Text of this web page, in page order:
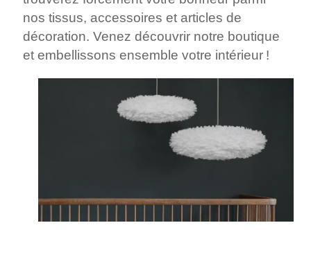
nos tissus, accessoires et articles de
décoration. Venez découvrir notre boutique
et embellissons ensemble votre intérieur !